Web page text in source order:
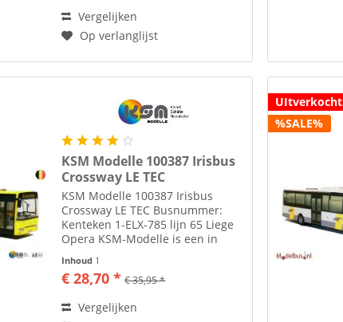
als doel het...
Vergelijken
Op verlanglijst
KSM Modelle 100387 Irisbus
Crossway LE TEC
KSM Modelle 100387 Irisbus
Crossway LE TEC Busnummer:
Kenteken 1-ELX-785 lijn 65 Liege
Opera KSM-Modelle is een in
München (Duitsland) gevestigde
onderneming die zich toelegt op
het maken van modelbussen.
Inhoud 1
€ 28,70 * € 35,95 *
Vergelijken
UItverkocht
%SALE%